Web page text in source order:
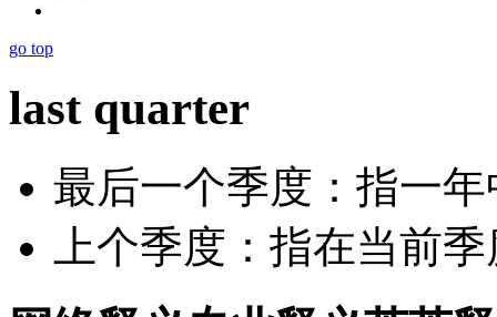
go top
last quarter
最后一个季度：指一
上个季度：指在当前